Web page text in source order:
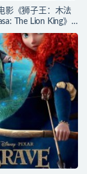
影《狮子王：木法
The Lion King》
语)+多国字幕(含中
收藏版
动画片下载